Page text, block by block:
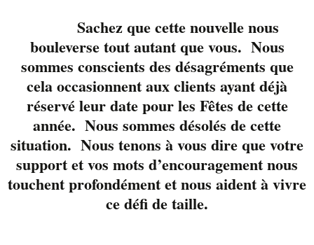
polyvalent. Il soutien
des bands depuis au
moins 25 ans! Très à
l’aise au micro, c’est
un complice idéal
pour McFly!Jo lui,
c’est le petit nouveau
dans la formation.
Actif sur la scène
(basse) depuis presque
20 ans! C’est une
Sachez que cette nouvelle nous
bouleverse tout autant que vous. Nous
sommes conscients des désagréments que
cela occasionnent aux clients ayant déjà
réservé leur date pour les Fêtes de cette
année. Nous sommes désolés de cette
situation. Nous tenons à vous dire que votre
support et vos mots d’encouragement nous
touchent profondément et nous aident à vivre
ce défi de taille.